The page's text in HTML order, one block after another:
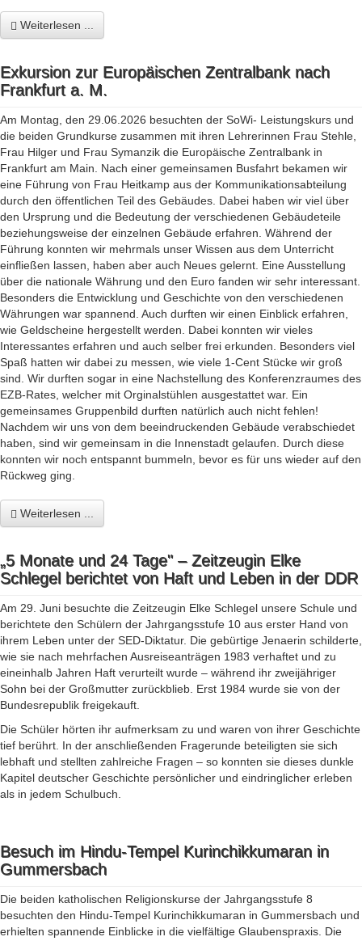
Weiterlesen ...
Exkursion zur Europäischen Zentralbank nach
Frankfurt a. M.
Am Montag, den 29.06.2026 besuchten der SoWi- Leistungskurs und
die beiden Grundkurse zusammen mit ihren Lehrerinnen Frau Stehle,
Frau Hilger und Frau Symanzik die Europäische Zentralbank in
Frankfurt am Main. Nach einer gemeinsamen Busfahrt bekamen wir
eine Führung von Frau Heitkamp aus der Kommunikationsabteilung
durch den öffentlichen Teil des Gebäudes. Dabei haben wir viel über
den Ursprung und die Bedeutung der verschiedenen Gebäudeteile
beziehungsweise der einzelnen Gebäude erfahren. Während der
Führung konnten wir mehrmals unser Wissen aus dem Unterricht
einfließen lassen, haben aber auch Neues gelernt. Eine Ausstellung
über die nationale Währung und den Euro fanden wir sehr interessant.
Besonders die Entwicklung und Geschichte von den verschiedenen
Währungen war spannend. Auch durften wir einen Einblick erfahren,
wie Geldscheine hergestellt werden. Dabei konnten wir vieles
Interessantes erfahren und auch selber frei erkunden. Besonders viel
Spaß hatten wir dabei zu messen, wie viele 1-Cent Stücke wir groß
sind. Wir durften sogar in eine Nachstellung des Konferenzraumes des
EZB-Rates, welcher mit Orginalstühlen ausgestattet war. Ein
gemeinsames Gruppenbild durften natürlich auch nicht fehlen!
Nachdem wir uns von dem beeindruckenden Gebäude verabschiedet
haben, sind wir gemeinsam in die Innenstadt gelaufen. Durch diese
konnten wir noch entspannt bummeln, bevor es für uns wieder auf den
Rückweg ging.
Weiterlesen ...
„5 Monate und 24 Tage" – Zeitzeugin Elke
Schlegel berichtet von Haft und Leben in der DDR
Am 29. Juni besuchte die Zeitzeugin Elke Schlegel unsere Schule und
berichtete den Schülern der Jahrgangsstufe 10 aus erster Hand von
ihrem Leben unter der SED-Diktatur. Die gebürtige Jenaerin schilderte,
wie sie nach mehrfachen Ausreiseanträgen 1983 verhaftet und zu
eineinhalb Jahren Haft verurteilt wurde – während ihr zweijähriger
Sohn bei der Großmutter zurückblieb. Erst 1984 wurde sie von der
Bundesrepublik freigekauft.
Die Schüler hörten ihr aufmerksam zu und waren von ihrer Geschichte
tief berührt. In der anschließenden Fragerunde beteiligten sie sich
lebhaft und stellten zahlreiche Fragen – so konnten sie dieses dunkle
Kapitel deutscher Geschichte persönlicher und eindringlicher erleben
als in jedem Schulbuch.
Besuch im Hindu-Tempel Kurinchikkumaran in
Gummersbach
Die beiden katholischen Religionskurse der Jahrgangsstufe 8
besuchten den Hindu-Tempel Kurinchikkumaran in Gummersbach und
erhielten spannende Einblicke in die vielfältige Glaubenspraxis. Die